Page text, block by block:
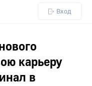
Вход
карьеру
в